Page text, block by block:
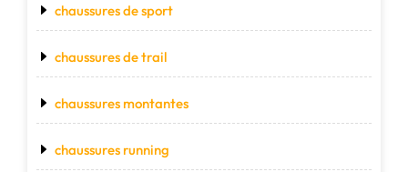
chaussures de sport
chaussures de trail
chaussures montantes
chaussures running